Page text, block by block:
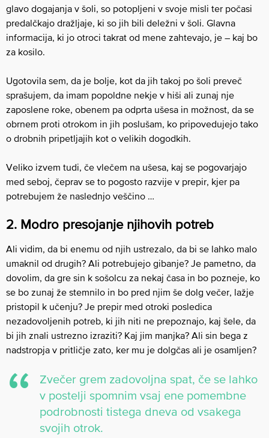
glavo dogajanja v šoli, so potopljeni v svoje misli ter počasi
predalčkajo dražljaje, ki so jih bili deležni v šoli. Glavna
informacija, ki jo otroci takrat od mene zahtevajo, je – kaj bo
za kosilo.
Ugotovila sem, da je bolje, kot da jih takoj po šoli preveč
sprašujem, da imam popoldne nekje v hiši ali zunaj nje
zaposlene roke, obenem pa odprta ušesa in možnost, da se
obrnem proti otrokom in jih poslušam, ko pripovedujejo tako
o drobnih pripetljajih kot o velikih dogodkih.
Veliko izvem tudi, če vlečem na ušesa, kaj se pogovarjajo
med seboj, čeprav se to pogosto razvije v prepir, kjer pa
potrebujem že naslednjo veščino …
2. Modro presojanje njihovih potreb
Ali vidim, da bi enemu od njih ustrezalo, da bi se lahko malo
umaknil od drugih? Ali potrebujejo gibanje? Je pametno, da
dovolim, da gre sin k sošolcu za nekaj časa in bo pozneje, ko
se bo zunaj že stemnilo in bo pred njim še dolg večer, lažje
pristopil k učenju? Je prepir med otroki posledica
nezadovoljenih potreb, ki jih niti ne prepoznajo, kaj šele, da
bi jih znali ustrezno izraziti? Kaj jim manjka? Ali sin bega z
nadstropja v pritličje zato, ker mu je dolgčas ali je osamljen?
Zvečer grem zadovoljna spat, če se lahko
v postelji spomnim vsaj ene pomembne
podrobnosti tistega dneva od vsakega
svojih otrok.